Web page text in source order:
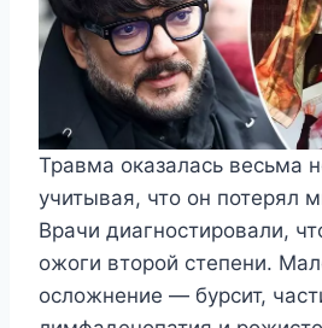
Травма оказалась весьма
учитывая, что он потерял
Врачи диагностировали,
ожоги второй степени.
осложнение — бурсит,